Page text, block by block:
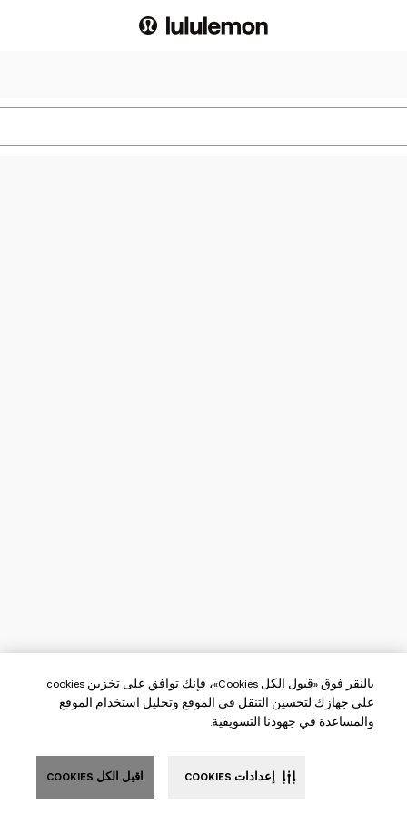
بالنقر فوق «قبول الكل Cookies»، فإنك توافق على تخزين cookies
على جهازك لتحسين التنقل في الموقع وتحليل استخدام الموقع
والمساعدة في جهودنا التسويقية.
اقبل الكل COOKIES إعدادات COOKIES